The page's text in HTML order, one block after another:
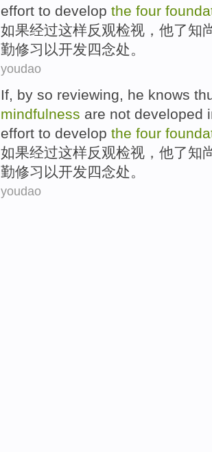
effort to develop the four
如果经过这样反观检视 ， 他了知
勤修习 以开发四念处。
youdao
If by so reviewing he knows
mindfulness are not developed
effort to develop the four
如果经过这样反观检视 ， 他了知
勤修习 以开发四念处。
youdao